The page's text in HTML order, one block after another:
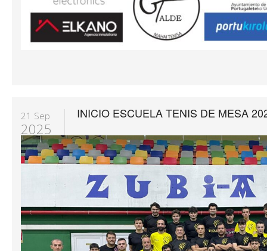
21 Sep
2025
INICIO ESCUELA TENIS DE MESA